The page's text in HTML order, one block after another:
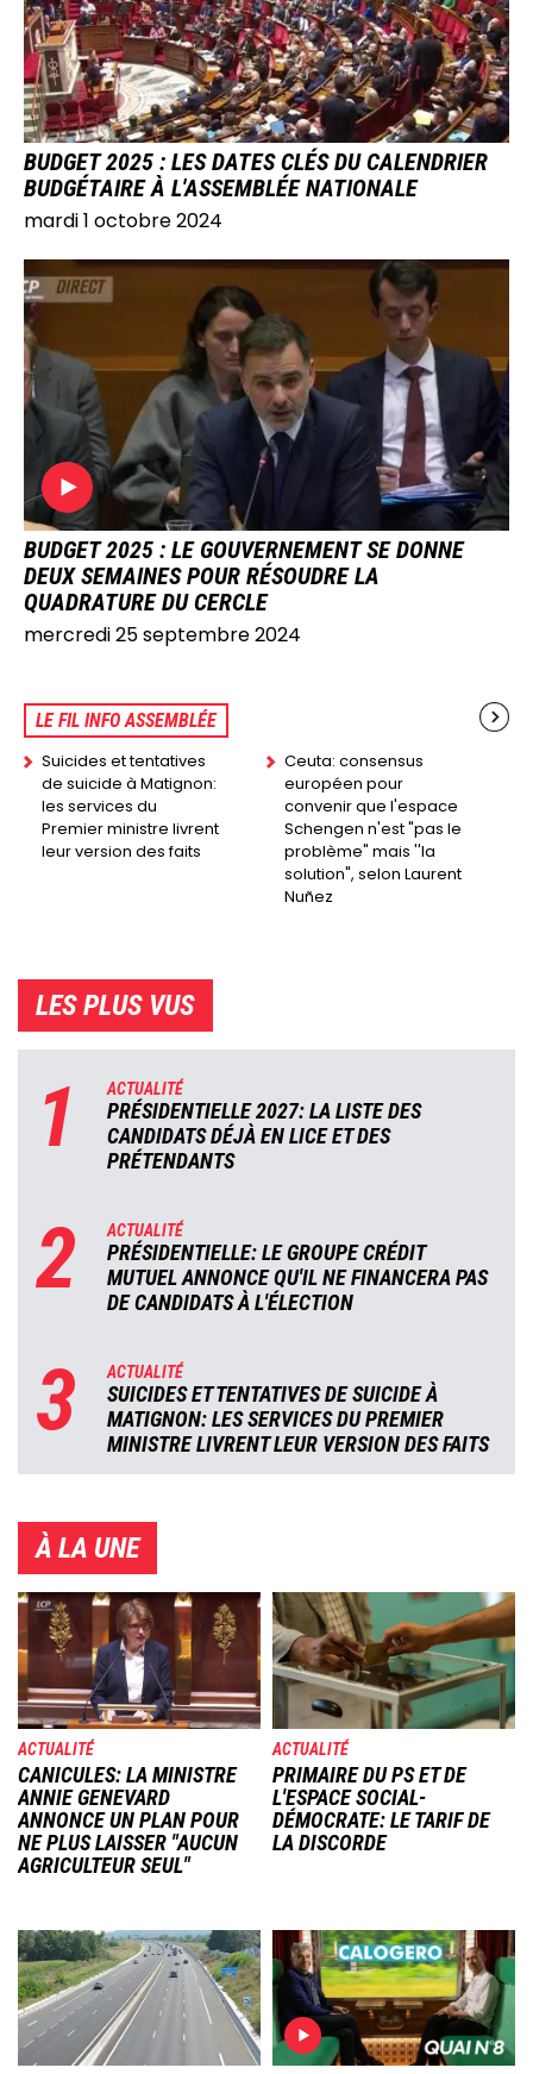
BUDGET 2025 : LES DATES CLÉS DU CALENDRIER
BUDGÉTAIRE À L'ASSEMBLÉE NATIONALE
mardi 1 octobre 2024
IMAGE
BUDGET 2025 : LE GOUVERNEMENT SE DONNE
DEUX SEMAINES POUR RÉSOUDRE LA
QUADRATURE DU CERCLE
mercredi 25 septembre 2024
LE FIL INFO ASSEMBLÉE
Suicides et tentatives
de suicide à Matignon:
les services du
Premier ministre livrent
leur version des faits
Ceuta: consensus
européen pour
convenir que l'espace
Schengen n'est "pas le
problème" mais ''la
solution", selon Laurent
Nuñez
LES PLUS VUS
1 ACTUALITÉ
PRÉSIDENTIELLE 2027: LA LISTE DES
CANDIDATS DÉJÀ EN LICE ET DES
PRÉTENDANTS
2 ACTUALITÉ
PRÉSIDENTIELLE: LE GROUPE CRÉDIT
MUTUEL ANNONCE QU'IL NE FINANCERA PAS
DE CANDIDATS À L'ÉLECTION
3 ACTUALITÉ
SUICIDES ET TENTATIVES DE SUICIDE À
MATIGNON: LES SERVICES DU PREMIER
MINISTRE LIVRENT LEUR VERSION DES FAITS
À LA UNE
Image
ACTUALITÉ
CANICULES: LA MINISTRE
ANNIE GENEVARD
ANNONCE UN PLAN POUR
NE PLUS LAISSER "AUCUN
AGRICULTEUR SEUL"
Image
ACTUALITÉ
PRIMAIRE DU PS ET DE
L'ESPACE SOCIAL-
DÉMOCRATE: LE TARIF DE
LA DISCORDE
Image Image